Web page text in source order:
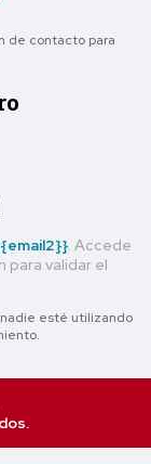
de contacto para
. Accede
para validar el
esté utilizando